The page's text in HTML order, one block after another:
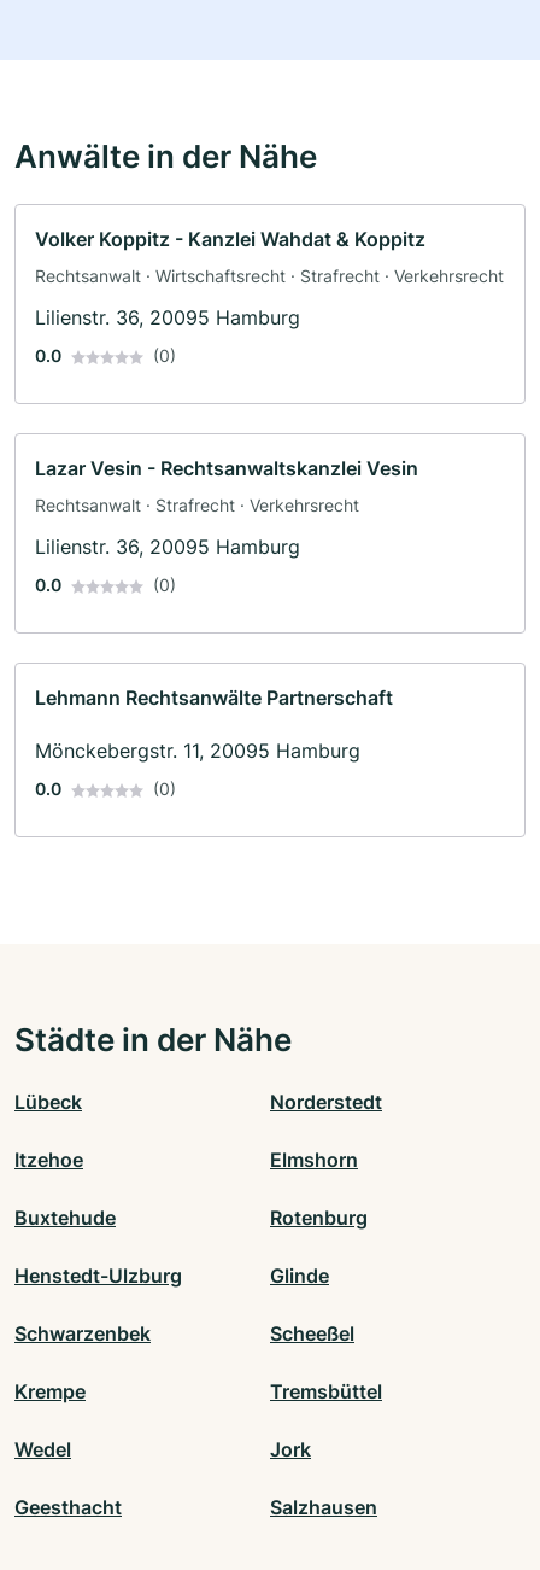
Anwälte in der Nähe
Volker Koppitz - Kanzlei Wahdat & Koppitz
Rechtsanwalt · Wirtschaftsrecht · Strafrecht · Verkehrsrecht
Lilienstr. 36, 20095 Hamburg
0.0 (0)
Lazar Vesin - Rechtsanwaltskanzlei Vesin
Rechtsanwalt · Strafrecht · Verkehrsrecht
Lilienstr. 36, 20095 Hamburg
0.0 (0)
Lehmann Rechtsanwälte Partnerschaft
Mönckebergstr. 11, 20095 Hamburg
0.0 (0)
Städte in der Nähe
Lübeck Norderstedt
Itzehoe Elmshorn
Buxtehude Rotenburg
Henstedt-Ulzburg Glinde
Schwarzenbek Scheeßel
Krempe Tremsbüttel
Wedel Jork
Geesthacht Salzhausen